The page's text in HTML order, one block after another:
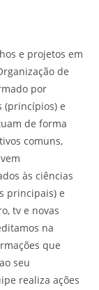
e projetos em
de
por
(princípios) e
de forma
comuns,
às ciências
principais) e
tv e novas
na
que
seu
realiza ações